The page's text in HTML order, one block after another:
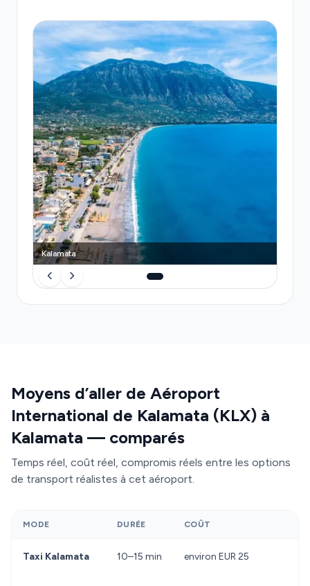
Kalamata
Moyens d’aller de Aéroport
International de Kalamata (KLX) à
Kalamata — comparés
Temps réel, coût réel, compromis réels entre les options
de transport réalistes à cet aéroport.
MODE DURÉE COÛT
Taxi Kalamata 10–15 min environ EUR 25